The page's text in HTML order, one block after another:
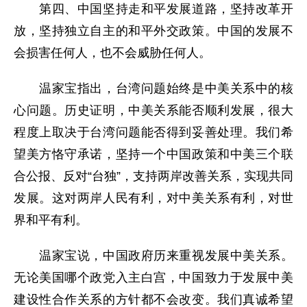
第四、中国坚持走和平发展道路，坚持改革开
放，坚持独立自主的和平外交政策。中国的发展不
会损害任何人，也不会威胁任何人。
温家宝指出，台湾问题始终是中美关系中的核
心问题。历史证明，中美关系能否顺利发展，很大
程度上取决于台湾问题能否得到妥善处理。我们希
望美方恪守承诺，坚持一个中国政策和中美三个联
合公报、反对“台独”，支持两岸改善关系，实现共同
发展。这对两岸人民有利，对中美关系有利，对世
界和平有利。
温家宝说，中国政府历来重视发展中美关系。
无论美国哪个政党入主白宫，中国致力于发展中美
建设性合作关系的方针都不会改变。我们真诚希望